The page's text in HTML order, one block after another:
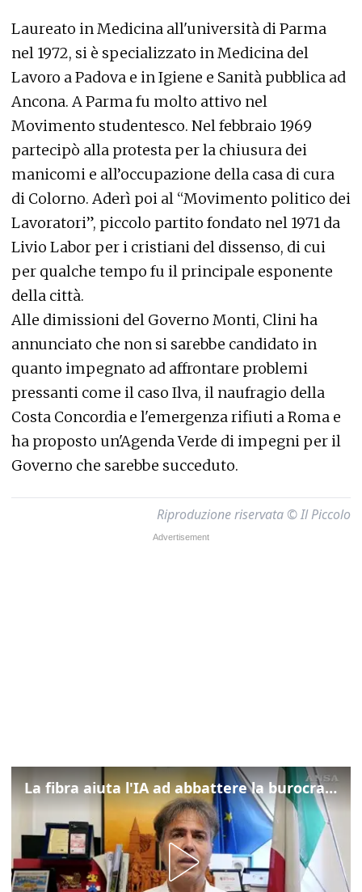
Laureato in Medicina all'università di Parma
nel 1972, si è specializzato in Medicina del
Lavoro a Padova e in Igiene e Sanità pubblica ad
Ancona. A Parma fu molto attivo nel
Movimento studentesco. Nel febbraio 1969
partecipò alla protesta per la chiusura dei
manicomi e all’occupazione della casa di cura
di Colorno. Aderì poi al “Movimento politico dei
Lavoratori”, piccolo partito fondato nel 1971 da
Livio Labor per i cristiani del dissenso, di cui
per qualche tempo fu il principale esponente
della città.
Alle dimissioni del Governo Monti, Clini ha
annunciato che non si sarebbe candidato in
quanto impegnato ad affrontare problemi
pressanti come il caso Ilva, il naufragio della
Costa Concordia e l'emergenza rifiuti a Roma e
ha proposto un'Agenda Verde di impegni per il
Governo che sarebbe succeduto.
Riproduzione riservata © Il Piccolo
La fibra aiuta l'IA ad abbattere la burocrazia, progetto pilota in Veneto